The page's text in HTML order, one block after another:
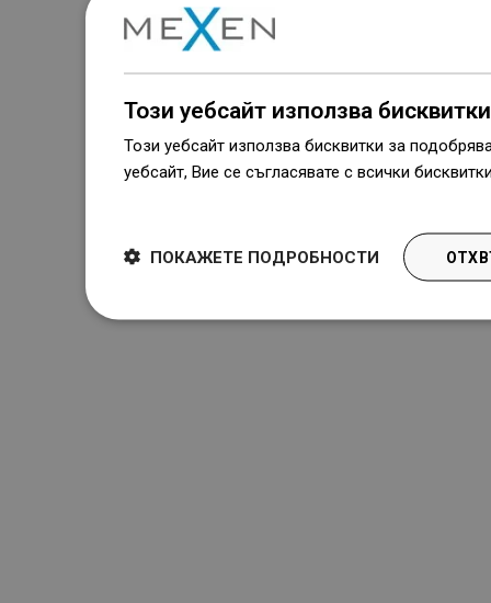
Този уебсайт използва бисквитки
Този уебсайт използва бисквитки за
уебсайт, Вие се съгласявате с всички
ПОКАЖЕТЕ ПОДРОБНОСТИ